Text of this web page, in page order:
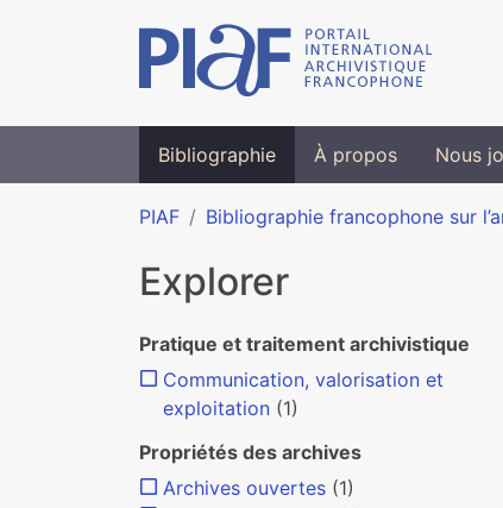
Bibliographie À propos Nous
PIAF Bibliographie francophone sur
Explorer
Pratique et traitement archivistique
Communication, valorisation et
exploitation (1)
Propriétés des archives
Archives ouvertes (1)